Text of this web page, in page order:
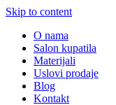
Skip to content
O nama
Salon kupatila
Materijali
Uslovi prodaje
Blog
Kontakt